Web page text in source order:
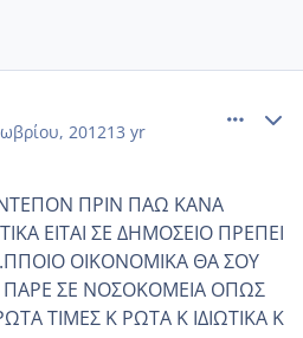
201213 yr
ΝΤΕΠΟΝ ΠΡΙΝ ΠΑΩ ΚΑΝΑ
ΕΙΤΑΙ ΣΕ ΔΗΜΟΣΕΙΟ ΠΡΕΠΕΙ
ΟΙΚΟΝΟΜΙΚΑ ΘΑ ΣΟΥ
ΠΑΡΕ ΣΕ ΝΟΣΟΚΟΜΕΙΑ ΟΠΩΣ
ΤΙΜΕΣ Κ ΡΩΤΑ Κ ΙΔΙΩΤΙΚΑ Κ